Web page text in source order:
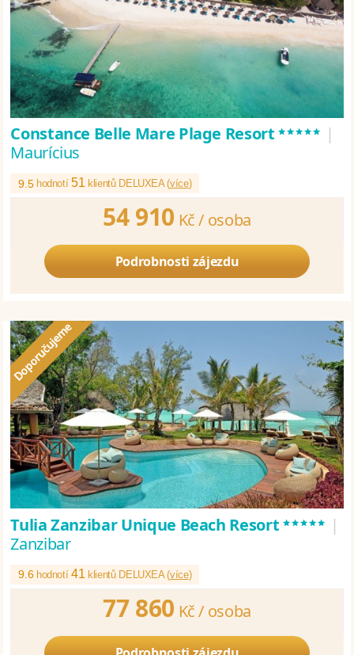
Constance Belle Mare Plage Resort***** |
Maurícius
9.5 hodnotí51klientů DELUXEA (více)
54 910 Kč / osoba
Podrobnosti zájezdu
Tulia Zanzibar Unique Beach Resort***** |
Zanzibar
9.6 hodnotí41 klientů DELUXEA (více)
77 860 Kč / osoba